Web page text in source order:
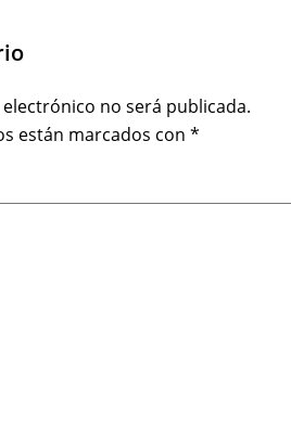
no será publicada.
están marcados con *